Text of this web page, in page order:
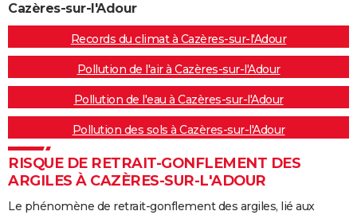
Cazères-sur-l'Adour
Records du climat à Cazères-sur-l'Adour
Pollution de l'air à Cazères-sur-l'Adour
Pollution de l'eau à Cazères-sur-l'Adour
Pollution des sols à Cazères-sur-l'Adour
RISQUE DE RETRAIT-GONFLEMENT DES
ARGILES À CAZÈRES-SUR-L'ADOUR
Le phénomène de retrait-gonflement des argiles, lié aux